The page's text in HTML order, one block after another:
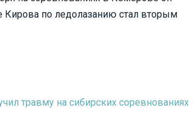
Кирова по ледолазанию стал вторым
травму на сибирских соревнованиях